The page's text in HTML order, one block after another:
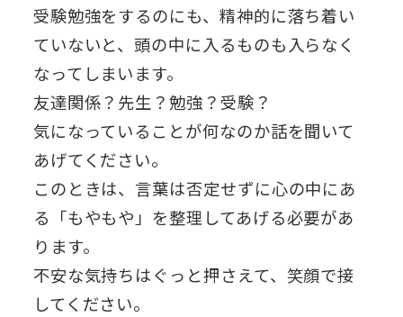
受験勉強をするのにも、精神的に落ち着い
ていないと、頭の中に入るものも入らなく
なってしまいます。
友達関係？先生？勉強？受験？
気になっていることが何なのか話を聞いて
あげてください。
このときは、言葉は否定せずに心の中にあ
る「もやもや」を整理してあげる必要があ
ります。
不安な気持ちはぐっと押さえて、笑顔で接
してください。